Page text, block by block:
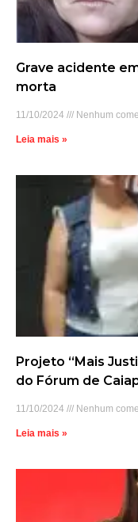
Grave acidente
morta
11/10/2024 Nenhum
Leia mais »
Projeto “Mais
do Fórum de
11/10/2024 Nenhum
Leia mais »